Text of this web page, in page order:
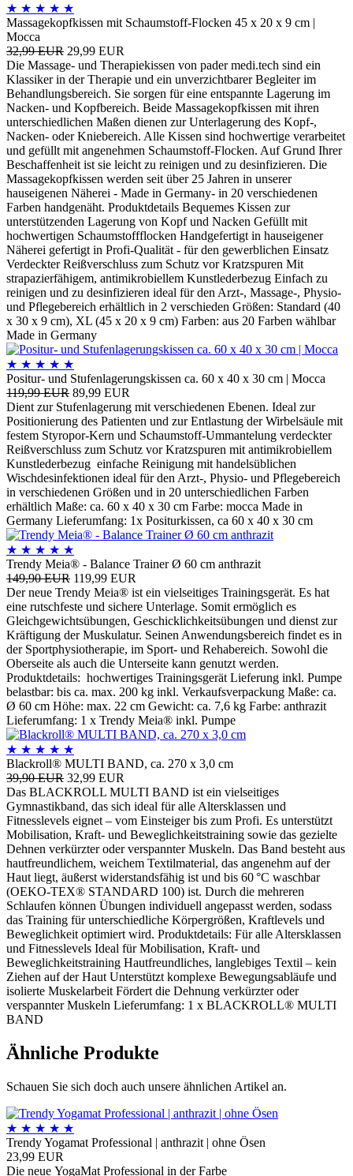
★ ★ ★ ★ ★
Massagekopfkissen mit Schaumstoff-Flocken 45 x 20 x 9 cm |
Mocca
32,99 EUR 29,99 EUR
Die Massage- und Therapiekissen von pader medi.tech sind ein
Klassiker in der Therapie und ein unverzichtbarer Begleiter im
Behandlungsbereich. Sie sorgen für eine entspannte Lagerung im
Nacken- und Kopfbereich. Beide Massagekopfkissen mit ihren
unterschiedlichen Maßen dienen zur Unterlagerung des Kopf-,
Nacken- oder Kniebereich. Alle Kissen sind hochwertige verarbeitet
und gefüllt mit angenehmen Schaumstoff-Flocken. Auf Grund Ihrer
Beschaffenheit ist sie leicht zu reinigen und zu desinfizieren. Die
Massagekopfkissen werden seit über 25 Jahren in unserer
hauseigenen Näherei - Made in Germany- in 20 verschiedenen
Farben handgenäht. Produktdetails Bequemes Kissen zur
unterstützenden Lagerung von Kopf und Nacken Gefüllt mit
hochwertigen Schaumstoffflocken Handgefertigt in hauseigener
Näherei gefertigt in Profi-Qualität - für den gewerblichen Einsatz
Verdeckter Reißverschluss zum Schutz vor Kratzspuren Mit
strapazierfähigem, antimikrobiellem Kunstlederbezug Einfach zu
reinigen und zu desinfizieren ideal für den Arzt-, Massage-, Physio-
und Pflegebereich erhältlich in 2 verschieden Größen: Standard (40
x 30 x 9 cm), XL (45 x 20 x 9 cm) Farben: aus 20 Farben wählbar
Made in Germany
★ ★ ★ ★ ★
Positur- und Stufenlagerungskissen ca. 60 x 40 x 30 cm | Mocca
119,99 EUR 89,99 EUR
Dient zur Stufenlagerung mit verschiedenen Ebenen. Ideal zur
Positionierung des Patienten und zur Entlastung der Wirbelsäule mit
festem Styropor-Kern und Schaumstoff-Ummantelung verdeckter
Reißverschluss zum Schutz vor Kratzspuren mit antimikrobiellem
Kunstlederbezug einfache Reinigung mit handelsüblichen
Wischdesinfektionen ideal für den Arzt-, Physio- und Pflegebereich
in verschiedenen Größen und in 20 unterschiedlichen Farben
erhältlich Maße: ca. 60 x 40 x 30 cm Farbe: mocca Made in
Germany Lieferumfang: 1x Positurkissen, ca 60 x 40 x 30 cm
★ ★ ★ ★ ★
Trendy Meia® - Balance Trainer Ø 60 cm anthrazit
149,90 EUR 119,99 EUR
Der neue Trendy Meia® ist ein vielseitiges Trainingsgerät. Es hat
eine rutschfeste und sichere Unterlage. Somit ermöglich es
Gleichgewichtsübungen, Geschicklichkeitsübungen und dienst zur
Kräftigung der Muskulatur. Seinen Anwendungsbereich findet es in
der Sportphysiotherapie, im Sport- und Rehabereich. Sowohl die
Oberseite als auch die Unterseite kann genutzt werden.
Produktdetails: hochwertiges Trainingsgerät Lieferung inkl. Pumpe
belastbar: bis ca. max. 200 kg inkl. Verkaufsverpackung Maße: ca.
Ø 60 cm Höhe: max. 22 cm Gewicht: ca. 7,6 kg Farbe: anthrazit
Lieferumfang: 1 x Trendy Meia® inkl. Pumpe
★ ★ ★ ★ ★
Blackroll® MULTI BAND, ca. 270 x 3,0 cm
39,90 EUR 32,99 EUR
Das BLACKROLL MULTI BAND ist ein vielseitiges
Gymnastikband, das sich ideal für alle Altersklassen und
Fitnesslevels eignet – vom Einsteiger bis zum Profi. Es unterstützt
Mobilisation, Kraft- und Beweglichkeitstraining sowie das gezielte
Dehnen verkürzter oder verspannter Muskeln. Das Band besteht aus
hautfreundlichem, weichem Textilmaterial, das angenehm auf der
Haut liegt, äußerst widerstandsfähig ist und bis 60 °C waschbar
(OEKO-TEX® STANDARD 100) ist. Durch die mehreren
Schlaufen können Übungen individuell angepasst werden, sodass
das Training für unterschiedliche Körpergrößen, Kraftlevels und
Beweglichkeit optimiert wird. Produktdetails: Für alle Altersklassen
und Fitnesslevels Ideal für Mobilisation, Kraft- und
Beweglichkeitstraining Hautfreundliches, langlebiges Textil – kein
Ziehen auf der Haut Unterstützt komplexe Bewegungsabläufe und
isolierte Muskelarbeit Fördert die Dehnung verkürzter oder
verspannter Muskeln Lieferumfang: 1 x BLACKROLL® MULTI
BAND
Ähnliche Produkte
Schauen Sie sich doch auch unsere ähnlichen Artikel an.
★ ★ ★ ★ ★
Trendy Yogamat Professional | anthrazit | ohne Ösen
23,99 EUR
Die neue YogaMat Professional in der Farbe